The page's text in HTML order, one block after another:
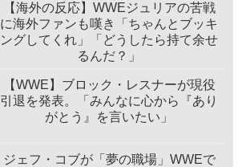
【海外の反応】WWEジュリアの苦戦
に海外ファンも嘆き「ちゃんとブッキ
ングしてくれ」「どうしたら持て余せ
るんだ？」
【WWE】ブロック・レスナーが現役
引退を発表。「みんなに心から『あり
がとう』を言いたい」
ジェフ・コブが「夢の職場」WWEで